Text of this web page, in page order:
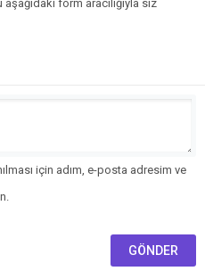
form aracılığıyla siz
için adım, e-posta adresim ve